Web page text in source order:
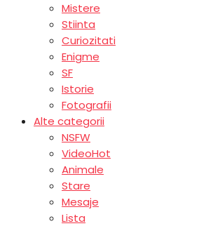
Mistere
Stiinta
Curiozitati
Enigme
SF
Istorie
Fotografii
Alte categorii
NSFW
VideoHot
Animale
Stare
Mesaje
Lista